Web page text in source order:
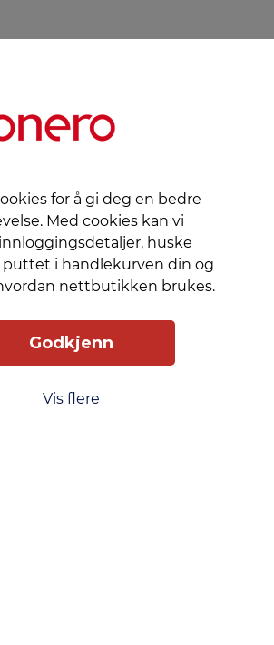
for å gi deg en bedre
Med cookies kan vi
huske
puttet i handlekurven din og
nettbutikken brukes.
Godkjenn
Vis flere
Levering
Service
Kjøpsbetingelser